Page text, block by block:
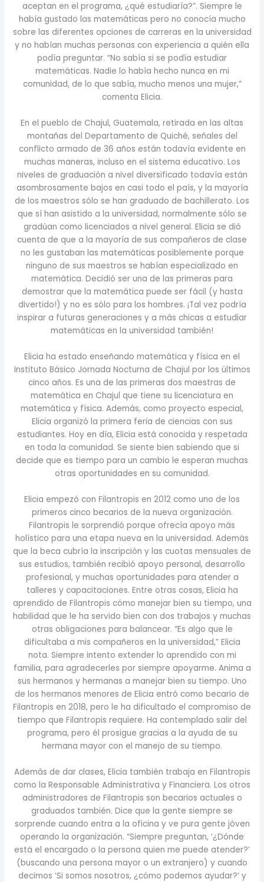
aceptan en el programa, ¿qué estudiaría?”. Siempre le
había gustado las matemáticas pero no conocía mucho
sobre las diferentes opciones de carreras en la universidad
y no habían muchas personas con experiencia a quién ella
podía preguntar. “No sabía si se podía estudiar
matemáticas. Nadie lo había hecho nunca en mi
comunidad, de lo que sabía, mucho menos una mujer,”
comenta Elicia.
En el pueblo de Chajul, Guatemala, retirada en las altas
montañas del Departamento de Quiché, señales del
conflicto armado de 36 años están todavía evidente en
muchas maneras, incluso en el sistema educativo. Los
niveles de graduación a nivel diversificado todavía están
asombrosamente bajos en casi todo el país, y la mayoría
de los maestros sólo se han graduado de bachillerato. Los
que sí han asistido a la universidad, normalmente sólo se
gradúan como licenciados a nivel general. Elicia se dió
cuenta de que a la mayoría de sus compañeros de clase
no les gustaban las matemáticas posiblemente porque
ninguno de sus maestros se habían especializado en
matemática. Decidió ser una de las primeras para
demostrar que la matemática puede ser fácil (y hasta
divertido!) y no es sólo para los hombres. ¡Tal vez podría
inspirar a futuras generaciones y a más chicas a estudiar
matemáticas en la universidad también!
Elicia ha estado enseñando matemática y física en el
Instituto Básico Jornada Nocturna de Chajul por los últimos
cinco años. Es una de las primeras dos maestras de
matemática en Chajul que tiene su licenciatura en
matemática y física. Además, como proyecto especial,
Elicia organizó la primera feria de ciencias con sus
estudiantes. Hoy en día, Elicia está conocida y respetada
en toda la comunidad. Se siente bien sabiendo que si
decide que es tiempo para un cambio le esperan muchas
otras oportunidades en su comunidad.
Elicia empezó con Filantropis en 2012 como uno de los
primeros cinco becarios de la nueva organización.
Filantropis le sorprendió porque ofrecía apoyo más
holístico para una etapa nueva en la universidad. Además
que la beca cubría la inscripción y las cuotas mensuales de
sus estudios, también recibió apoyo personal, desarrollo
profesional, y muchas oportunidades para atender a
talleres y capacitaciones. Entre otras cosas, Elicia ha
aprendido de Filantropis cómo manejar bien su tiempo, una
habilidad que le ha servido bien con dos trabajos y muchas
otras obligaciones para balancear. “Es algo que le
dificultaba a mis compañeros en la universidad,” Elicia
nota. Siempre intento extender lo aprendido con mi
familia, para agradecerles por siempre apoyarme. Anima a
sus hermanos y hermanas a manejar bien su tiempo. Uno
de los hermanos menores de Elicia entró como becario de
Filantropis en 2018, pero le ha dificultado el compromiso de
tiempo que Filantropis requiere. Ha contemplado salir del
programa, pero él prosigue gracias a la ayuda de su
hermana mayor con el manejo de su tiempo.
Además de dar clases, Elicia también trabaja en Filantropis
como la Responsable Administrativa y Financiera. Los otros
administradores de Filantropis son becarios actuales o
graduados también. Dice que la gente siempre se
sorprende cuando entra a la oficina y ve pura gente jóven
operando la organización. “Siempre preguntan, ‘¿Dónde
está el encargado o la persona quien me puede atender?’
(buscando una persona mayor o un extranjero) y cuando
decimos ‘Si somos nosotros, ¿cómo podemos ayudar?’ y